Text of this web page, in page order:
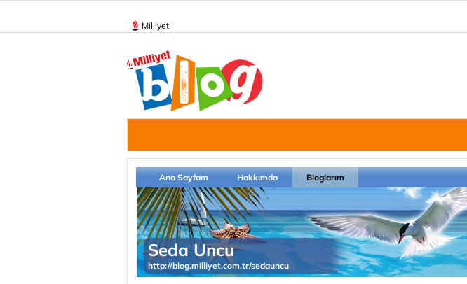
Milliyet
Ana Sayfam Hakkımda Bloglarım
Seda Uncu
http://blog.milliyet.com.tr/sedauncu